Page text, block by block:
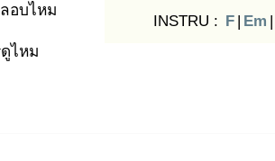
อบไหม
ไหม
INSTRU : F | Em |